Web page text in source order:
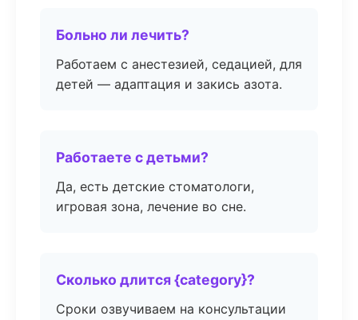
Больно ли лечить?
Работаем с анестезией, седацией, для
детей — адаптация и закись азота.
Работаете с детьми?
Да, есть детские стоматологи,
игровая зона, лечение во сне.
Сколько длится {category}?
Сроки озвучиваем на консультации